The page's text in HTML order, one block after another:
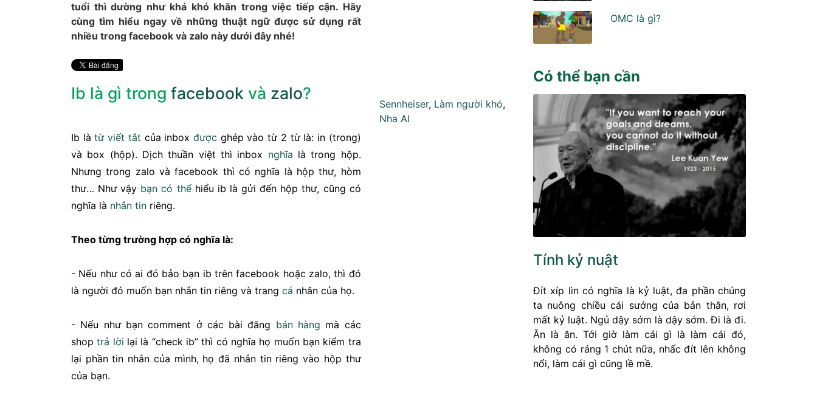
tuổi thì dường như khá khó khăn trong việc tiếp cận. Hãy
cùng tìm hiểu ngay về những thuật ngữ được sử dụng rất
nhiều trong facebook và zalo này dưới đây nhé!
Ib là gì trong facebook và zalo?
Ib làtừ viết tắt của inbox được ghép vào từ 2 từ là: in (trong)
và box (hộp). Dịch thuần việt thì inbox nghĩa là trong hộp.
Nhưng trong zalo và facebook thì có nghĩa là hộp thư, hòm
thư… Như vậy bạn có thểhiểu ib là gửi đến hộp thư, cũng có
nghĩa là nhắn tin riêng.
Theo từng trường hợp có nghĩa là:
- Nếu như có ai đó bảo bạn ib trên facebook hoặc zalo, thì đó
là người đó muốn bạn nhắn tin riêng và trang cá nhân của họ.
- Nếu như bạn comment ở các bài đăng bán hàng mà các
shoptrả lời lại là “check ib” thì có nghĩa họ muốn bạn kiểm tra
lại phần tin nhắn của mình, họ đã nhắn tin riêng vào hộp thư
của bạn.
Sennheiser, Làm người khó,
Nha AI
OMC là gì?
Có thể bạn cần
Tính kỷ nuật
Đít xíp lìn có nghĩa là kỷ luật, đa phần chúng
ta nuông chiều cái sướng của bản thân, rơi
mất kỷ luật. Ngủ dậy sớm là dậy sớm. Đi là đi.
Ăn là ăn. Tới giờ làm cái gì là làm cái đó,
không có ráng 1 chút nữa, nhấc đít lên không
nổi, làm cái gì cũng lề mề.